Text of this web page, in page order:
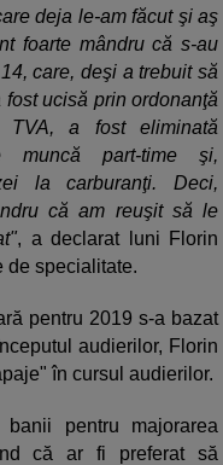
deja le-am făcut şi aş
foarte mândru că s-au
care, deşi a trebuit să
ucisă prin ordonanţă
a fost eliminată
muncă part-time şi,
la carburanţi. Deci,
că am reuşit să le
, a declarat luni Florin
de specialitate.
pentru 2019 s-a bazat
audierilor, Florin
în cursul audierilor.
pentru majorarea
că ar fi preferat să